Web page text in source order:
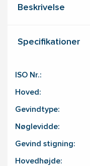
Beskrivelse
Specifikationer
ISO Nr.:
Hoved:
Gevindtype:
Nøglevidde:
Gevind stigning:
Hovedhøjde: